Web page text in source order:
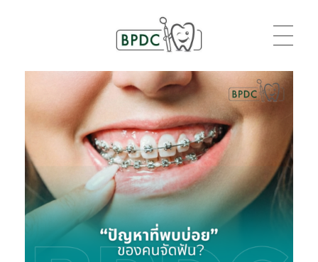
BPDC
แค่เว็บเวิร์ดเพรสเว็บหนึ่ง